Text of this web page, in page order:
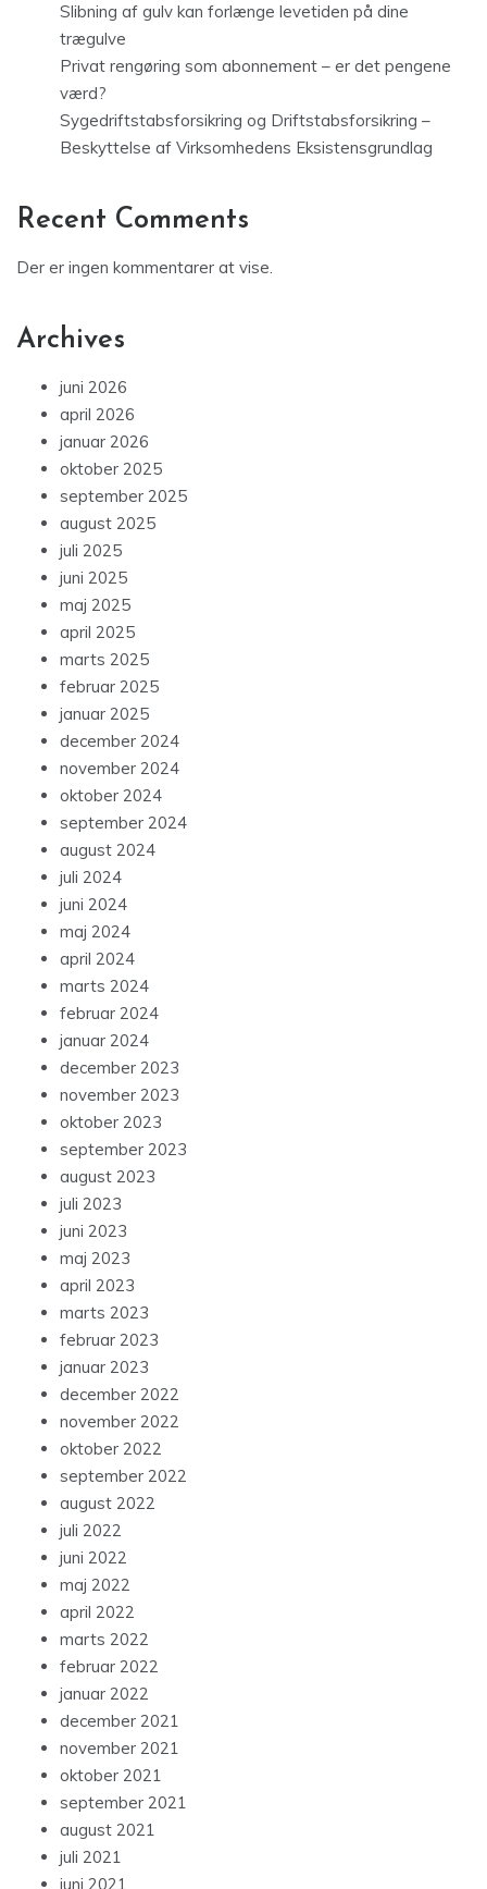
Slibning af gulv kan forlænge levetiden på dine
trægulve
Privat rengøring som abonnement – er det pengene
værd?
Sygedriftstabsforsikring og Driftstabsforsikring –
Beskyttelse af Virksomhedens Eksistensgrundlag
Recent Comments
Der er ingen kommentarer at vise.
Archives
juni 2026
april 2026
januar 2026
oktober 2025
september 2025
august 2025
juli 2025
juni 2025
maj 2025
april 2025
marts 2025
februar 2025
januar 2025
december 2024
november 2024
oktober 2024
september 2024
august 2024
juli 2024
juni 2024
maj 2024
april 2024
marts 2024
februar 2024
januar 2024
december 2023
november 2023
oktober 2023
september 2023
august 2023
juli 2023
juni 2023
maj 2023
april 2023
marts 2023
februar 2023
januar 2023
december 2022
november 2022
oktober 2022
september 2022
august 2022
juli 2022
juni 2022
maj 2022
april 2022
marts 2022
februar 2022
januar 2022
december 2021
november 2021
oktober 2021
september 2021
august 2021
juli 2021
juni 2021